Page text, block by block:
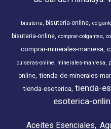
bisuteria bisuteria-online
bisuteria-online comprar-colgantes
comprar-minerales-manresa
pulseras-online
minerales-manresa
online tienda-de-minerales-
tienda-esoterica tienda-
esoterica-
Aceites Esenciales